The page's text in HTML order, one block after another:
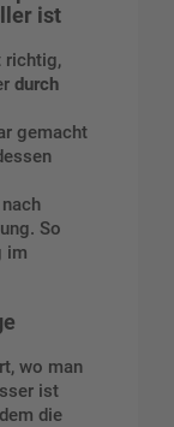
ist
richtig,
durch
gemacht
So
im
wo man
ist
die